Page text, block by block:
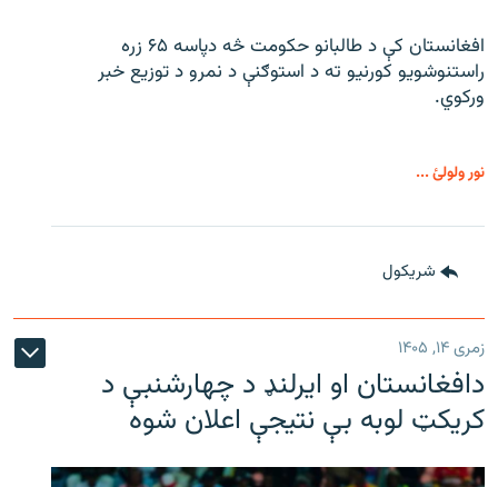
افغانستان کې د طالبانو حکومت څه دپاسه ۶۵ زره
راستنوشویو کورنیو ته د استوګنې د نمرو د توزیع خبر
ورکوي.
نور ولولئ ...
شريکول
زمری ۱۴, ۱۴۰۵
دافغانستان او ایرلنډ د چهارشنبې د
کریکټ لوبه بې نتیجې اعلان شوه